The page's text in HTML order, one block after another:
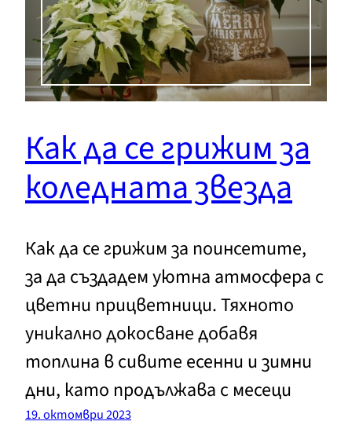
Как да се грижим за
коледната звезда
Как да се грижим за поинсетите,
за да създадем уютна атмосфера с
цветни прицветници. Тяхното
уникално докосване добавя
топлина в сивите есенни и зимни
дни, като продължава с месеци
19. октомври 2023